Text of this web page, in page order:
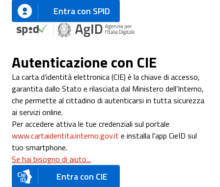
Entra con SPID
Autenticazione con CIE
La carta d’identità elettronica (CIE) è la chiave di accesso,
garantita dallo Stato e rilasciata dal Ministero dell’Interno,
che permette al cittadino di autenticarsi in tutta sicurezza
ai servizi online.
Per accedere attiva le tue credenziali sul portale
www.cartaidentita.interno.gov.it e installa l'app CieID sul
tuo smartphone.
Se hai bisogno di aiuto...
Entra con CIE